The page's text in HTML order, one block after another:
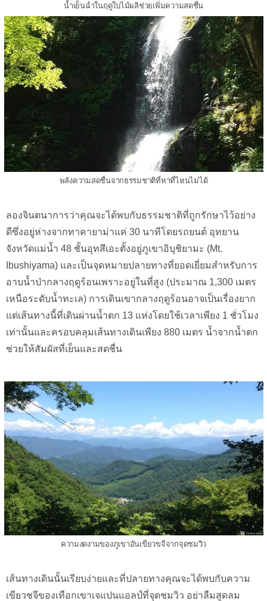
น้ำเย็นฉ่ำในฤดูใบไม้ผลิช่วยเพิ่มความสดชื่น
พลังความสดชื่นจากธรรมชาติที่หาที่ไหนไม่ได้
ลองจินตนาการว่าคุณจะได้พบกับธรรมชาติที่ถูกรักษาไว้อย่าง
ดีซึ่งอยู่ห่างจากทาคายาม่าแค่ 30 นาทีโดยรถยนต์ อุทยาน
จังหวัดแม่น้ำ 48 ชั้นอุทสึเอะตั้งอยู่ภูเขาอิบุชิยามะ (Mt.
Ibushiyama) และเป็นจุดหมายปลายทางที่ยอดเยี่ยมสำหรับการ
อาบน้ำป่ากลางฤดูร้อนเพราะอยู่ในที่สูง (ประมาณ 1,300 เมตร
เหนือระดับน้ำทะเล) การเดินเขากลางฤดูร้อนอาจเป็นเรื่องยาก
แต่เส้นทางนี้ที่เดินผ่านน้ำตก 13 แห่งโดยใช้เวลาเพียง 1 ชั่วโมง
เท่านั้นและครอบคลุมเส้นทางเดินเพียง 880 เมตร น้ำจากน้ำตก
ช่วยให้สัมผัสที่เย็นและสดชื่น
ความงดงามของภูเขาอันเขียวขจีจากจุดชมวิว
เส้นทางเดินนั้นเรียบง่ายและที่ปลายทางคุณจะได้พบกับความ
เขียวชจีของเทือกเขาเจแปนแอลป์ที่จุดชมวิว อย่าลืมสูดลม